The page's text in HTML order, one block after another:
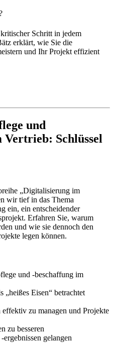
Schritt in jedem
erklärt, wie Sie die
und Ihr Projekt effizient
und
Vertrieb: Schlüssel
„Digitalisierung im
wir tief in das Thema
ein, ein entscheidender
Erfahren Sie, warum
und wie sie dennoch den
legen können.
und -beschaffung im
„heißes Eisen“ betrachtet
zu managen und Projekte
zu besseren
gelangen